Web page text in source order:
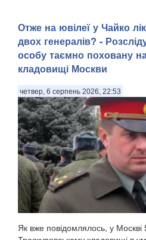
Отже на ювілеї у Чайко
двох генералів? -
особу таємно поховану
кладовищі Москви
четвер, 6 серпень 2026, 22:53
Як вже повідомлялось, у